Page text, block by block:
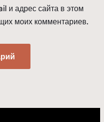
и адрес сайта в этом
моих комментариев.